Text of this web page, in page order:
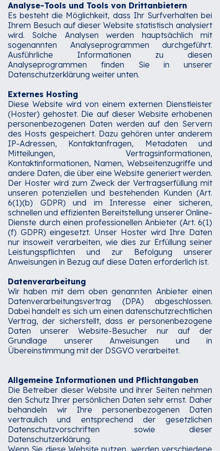
Analyse-Tools und Tools von Drittanbietern
Es besteht die Möglichkeit, dass Ihr Surfverhalten bei
Ihrem Besuch auf dieser Website statistisch analysiert
wird. Solche Analysen werden hauptsächlich mit
sogenannten Analyseprogrammen durchgeführt.
Ausführliche Informationen zu diesen
Analyseprogrammen finden Sie in unserer
Datenschutzerklärung weiter unten.‍
Externes Hosting
Diese Website wird von einem externen Dienstleister
(Hoster) gehostet. Die auf dieser Website erhobenen
personenbezogenen Daten werden auf den Servern
des Hosts gespeichert. Dazu gehören unter anderem
IP-Adressen, Kontaktanfragen, Metadaten und
Mitteilungen, Vertragsinformationen,
Kontaktinformationen, Namen, Webseitenzugriffe und
andere Daten, die über eine Website generiert werden.‍
Der Hoster wird zum Zweck der Vertragserfüllung mit
unseren potenziellen und bestehenden Kunden (Art.
6(1)(b) GDPR) und im Interesse einer sicheren,
schnellen und effizienten Bereitstellung unserer Online-
Dienste durch einen professionellen Anbieter (Art. 6(1)
(f) GDPR) eingesetzt. Unser Hoster wird Ihre Daten
nur insoweit verarbeiten, wie dies zur Erfüllung seiner
Leistungspflichten und zur Befolgung unserer
Anweisungen in Bezug auf diese Daten erforderlich ist.‍
Datenverarbeitung
Wir haben mit dem oben genannten Anbieter einen
Datenverarbeitungsvertrag (DPA) abgeschlossen.
Dabei handelt es sich um einen datenschutzrechtlichen
Vertrag, der sicherstellt, dass er personenbezogene
Daten unserer Website-Besucher nur auf der
Grundlage unserer Anweisungen und in
Übereinstimmung mit der DSGVO verarbeitet.‍
Allgemeine Informationen und Pflichtangaben
Die Betreiber dieser Website und ihrer Seiten nehmen
den Schutz Ihrer persönlichen Daten sehr ernst. Daher
behandeln wir Ihre personenbezogenen Daten
vertraulich und entsprechend der gesetzlichen
Datenschutzvorschriften sowie dieser
Datenschutzerklärung.
Wenn Sie diese Website nutzen, werden verschiedene